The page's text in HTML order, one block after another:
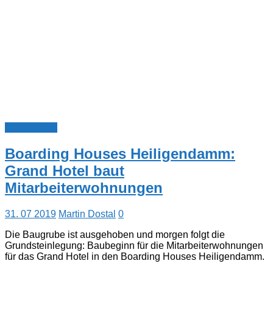
Boarding Houses Heiligendamm:
Grand Hotel baut
Mitarbeiterwohnungen
31. 07 2019 Martin Dostal 0
Die Baugrube ist ausgehoben und morgen folgt die
Grundsteinlegung: Baubeginn für die Mitarbeiterwohnungen
für das Grand Hotel in den Boarding Houses Heiligendamm.